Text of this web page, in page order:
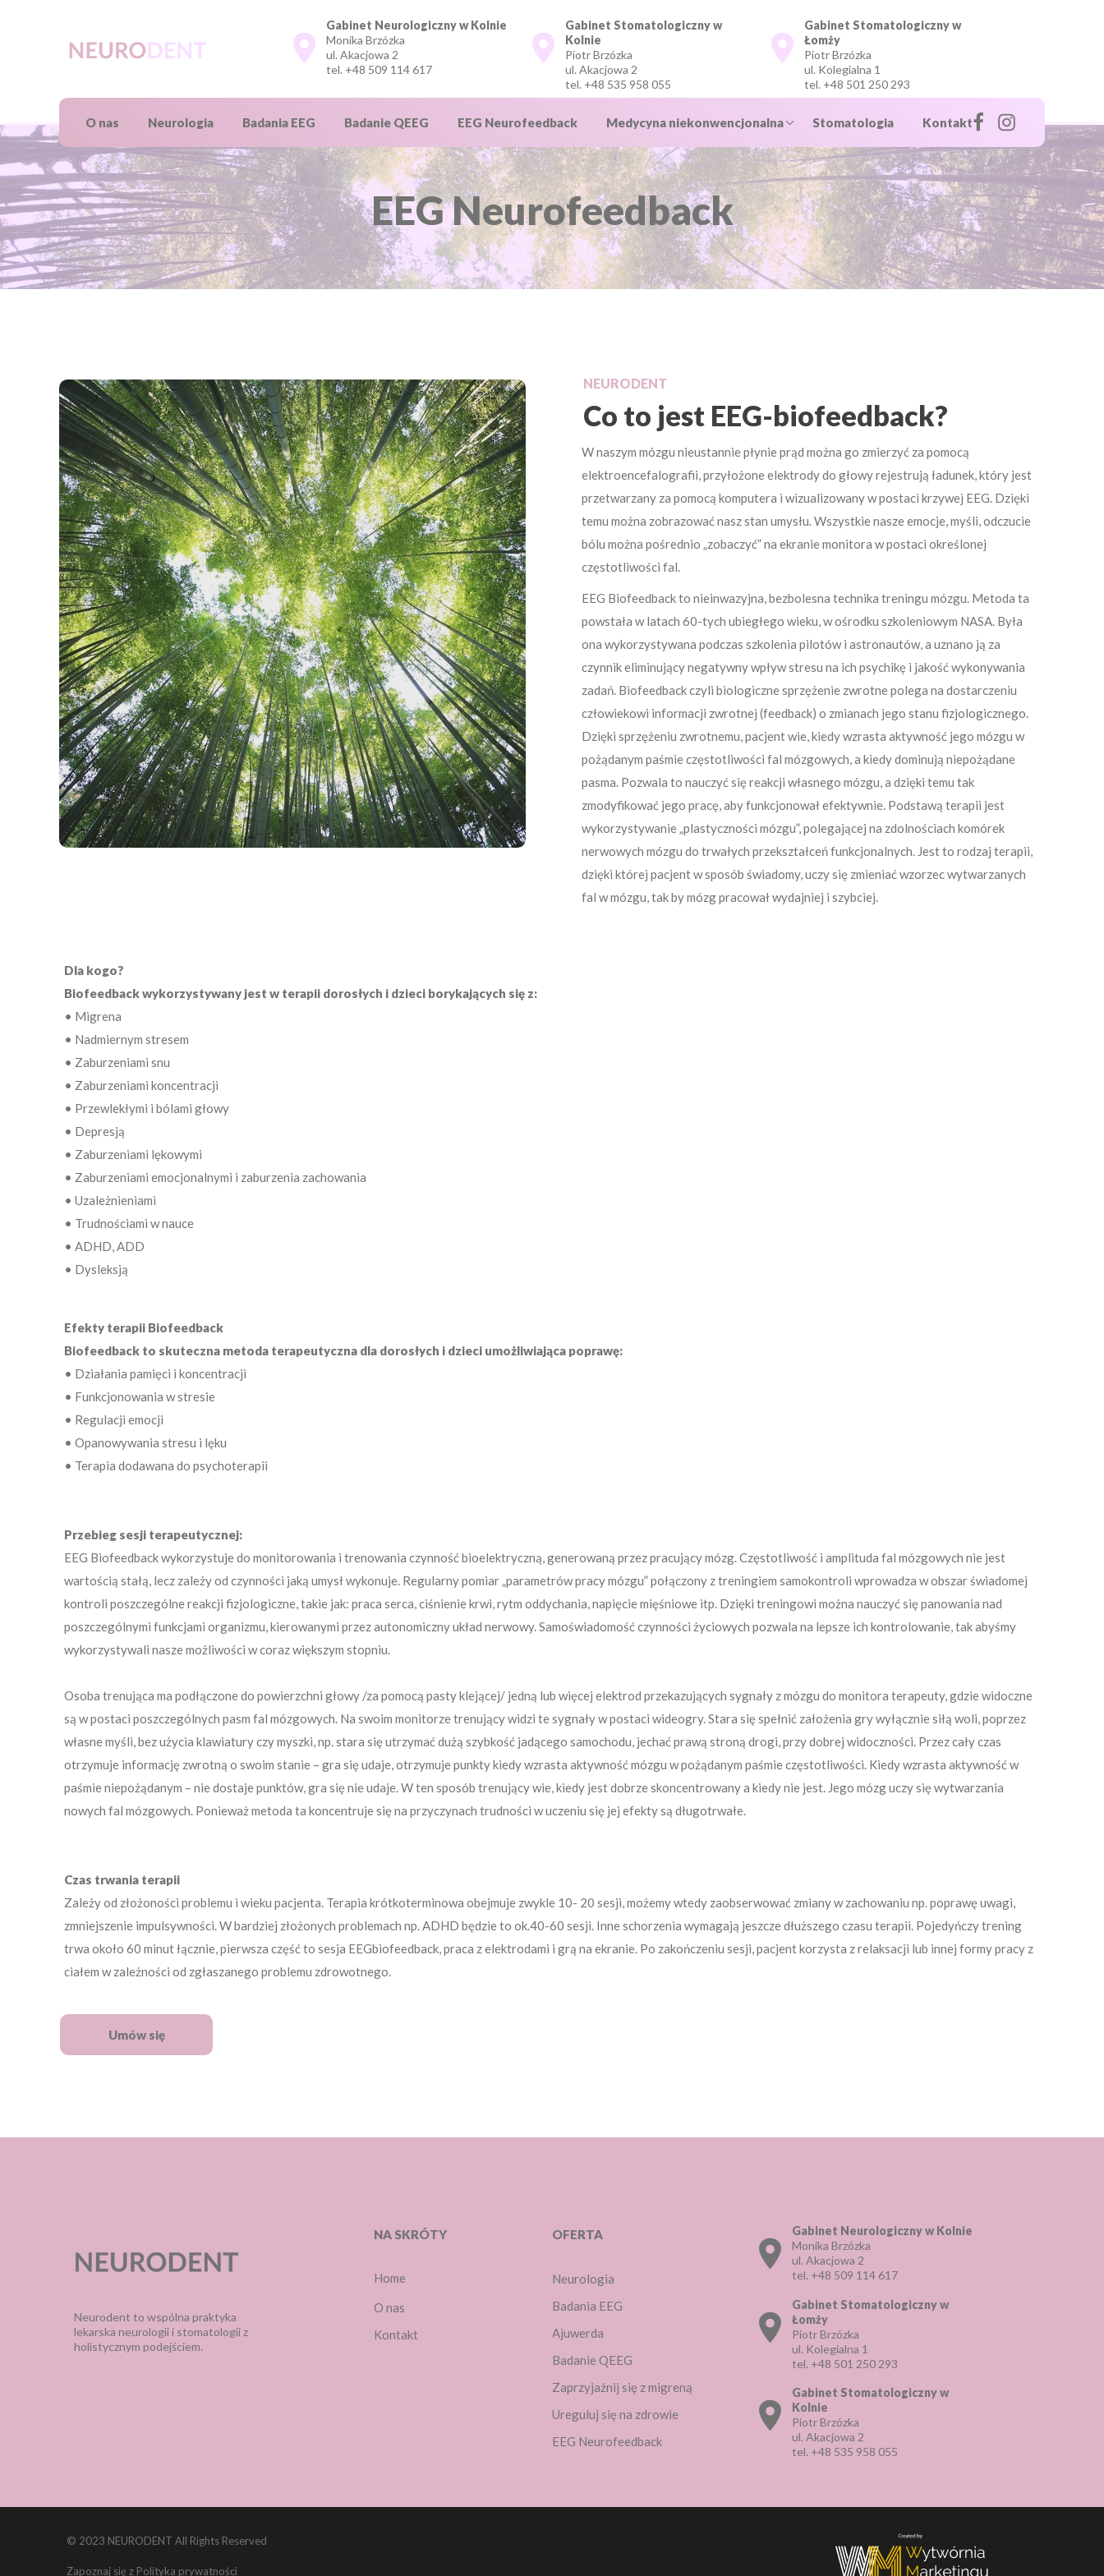
EEG Biofeedback to nieinwazyjna, bezbolesna technika treningu mózgu. Metoda ta
powstała w latach 60-tych ubiegłego wieku, w ośrodku szkoleniowym NASA. Była
ona wykorzystywana podczas szkolenia pilotów i astronautów, a uznano ją za
czynnik eliminujący negatywny wpływ stresu na ich psychikę i jakość wykonywania
zadań. Biofeedback czyli biologiczne sprzężenie zwrotne polega na dostarczeniu
człowiekowi informacji zwrotnej (feedback) o zmianach jego stanu fizjologicznego.
Dzięki sprzężeniu zwrotnemu, pacjent wie, kiedy wzrasta aktywność jego mózgu w
pożądanym paśmie częstotliwości fal mózgowych, a kiedy dominują niepożądane
pasma. Pozwala to nauczyć się reakcji własnego mózgu, a dzięki temu tak
zmodyfikować jego pracę, aby funkcjonował efektywnie. Podstawą terapii jest
wykorzystywanie „plastyczności mózgu”, polegającej na zdolnościach komórek
nerwowych mózgu do trwałych przekształceń funkcjonalnych. Jest to rodzaj terapii,
dzięki której pacjent w sposób świadomy, uczy się zmieniać wzorzec wytwarzanych
fal w mózgu, tak by mózg pracował wydajniej i szybciej.
NEURODENT
Co to jest EEG-biofeedback?
W naszym mózgu nieustannie płynie prąd można go zmierzyć za pomocą
elektroencefalografii, przyłożone elektrody do głowy rejestrują ładunek, który jest
przetwarzany za pomocą komputera i wizualizowany w postaci krzywej EEG. Dzięki
temu można zobrazować nasz stan umysłu. Wszystkie nasze emocje, myśli, odczucie
bólu można pośrednio „zobaczyć” na ekranie monitora w postaci określonej
częstotliwości fal.
Dla kogo?
Biofeedback wykorzystywany jest w terapii dorosłych i dzieci borykających się z:
• Migrena
• Nadmiernym stresem
• Zaburzeniami snu
• Zaburzeniami koncentracji
• Przewlekłymi i bólami głowy
• Depresją
• Zaburzeniami lękowymi
• Zaburzeniami emocjonalnymi i zaburzenia zachowania
• Uzależnieniami
• Trudnościami w nauce
• ADHD, ADD
• Dysleksją
Umów się
Efekty terapii Biofeedback
Biofeedback to skuteczna metoda terapeutyczna dla dorosłych i dzieci umożliwiająca poprawę:
• Działania pamięci i koncentracji
• Funkcjonowania w stresie
• Regulacji emocji
• Opanowywania stresu i lęku
• Terapia dodawana do psychoterapii
Przebieg sesji terapeutycznej:
EEG Biofeedback wykorzystuje do monitorowania i trenowania czynność bioelektryczną, generowaną przez pracujący mózg. Częstotliwość i amplituda fal mózgowych nie jest
wartością stałą, lecz zależy od czynności jaką umysł wykonuje. Regularny pomiar „parametrów pracy mózgu” połączony z treningiem samokontroli wprowadza w obszar świadomej
kontroli poszczególne reakcji fizjologiczne, takie jak: praca serca, ciśnienie krwi, rytm oddychania, napięcie mięśniowe itp. Dzięki treningowi można nauczyć się panowania nad
poszczególnymi funkcjami organizmu, kierowanymi przez autonomiczny układ nerwowy. Samoświadomość czynności życiowych pozwala na lepsze ich kontrolowanie, tak abyśmy
wykorzystywali nasze możliwości w coraz większym stopniu.
Osoba trenująca ma podłączone do powierzchni głowy /za pomocą pasty klejącej/ jedną lub więcej elektrod przekazujących sygnały z mózgu do monitora terapeuty, gdzie widoczne
są w postaci poszczególnych pasm fal mózgowych. Na swoim monitorze trenujący widzi te sygnały w postaci wideogry. Stara się spełnić założenia gry wyłącznie siłą woli, poprzez
własne myśli, bez użycia klawiatury czy myszki, np. stara się utrzymać dużą szybkość jadącego samochodu, jechać prawą stroną drogi, przy dobrej widoczności. Przez cały czas
otrzymuje informację zwrotną o swoim stanie – gra się udaje, otrzymuje punkty kiedy wzrasta aktywność mózgu w pożądanym paśmie częstotliwości. Kiedy wzrasta aktywność w
paśmie niepożądanym – nie dostaje punktów, gra się nie udaje. W ten sposób trenujący wie, kiedy jest dobrze skoncentrowany a kiedy nie jest. Jego mózg uczy się wytwarzania
nowych fal mózgowych. Ponieważ metoda ta koncentruje się na przyczynach trudności w uczeniu się jej efekty są długotrwałe.
Czas trwania terapii
Zależy od złożoności problemu i wieku pacjenta. Terapia krótkoterminowa obejmuje zwykle 10- 20 sesji, możemy wtedy zaobserwować zmiany w zachowaniu np. poprawę uwagi,
zmniejszenie impulsywności. W bardziej złożonych problemach np. ADHD będzie to ok.40-60 sesji. Inne schorzenia wymagają jeszcze dłuższego czasu terapii. Pojedyńczy trening
trwa około 60 minut łącznie, pierwsza część to sesja EEGbiofeedback, praca z elektrodami i grą na ekranie. Po zakończeniu sesji, pacjent korzysta z relaksacji lub innej formy pracy z
ciałem w zależności od zgłaszanego problemu zdrowotnego.
Gabinet Stomatologiczny w
Łomży
Piotr Brzózka
ul. Kolegialna 1
tel. +48 501 250 293
Gabinet Stomatologiczny w
Kolnie
Piotr Brzózka
ul. Akacjowa 2
tel. +48 535 958 055
Gabinet Neurologiczny w Kolnie
Monika Brzózka
ul. Akacjowa 2
tel. +48 509 114 617
O nas Neurologia Badania EEG Badanie QEEG EEG Neurofeedback Medycyna niekonwencjonalna
Ajurweda
Ureguluj się na zdrowie
Zaprzyjaźnij się z migreną
Stomatologia Kontakt
Gabinet Stomatologiczny w
Kolnie
Piotr Brzózka
ul. Akacjowa 2
tel. +48 535 958 055
Gabinet Stomatologiczny w
Łomży
Piotr Brzózka
ul. Kolegialna 1
tel. +48 501 250 293
Gabinet Neurologiczny w Kolnie
Monika Brzózka
ul. Akacjowa 2
tel. +48 509 114 617
Zaprzyjaźnij się z migreną
Badanie QEEG
EEG Neurofeedback
Ureguluj się na zdrowie
Badania EEG
Neurologia
OFERTA
Ajuwerda
O nas
Home
NA SKRÓTY
Kontakt
Neurodent to wspólna praktyka
lekarska neurologii i stomatologii z
holistycznym podejściem.
Zapoznaj się z Polityka prywatności
© 2023 NEURODENT All Rights Reserved
EEG Neurofeedback